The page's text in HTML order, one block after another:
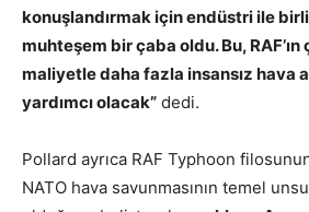
konuşlandırmak için endüstri ile
muhteşem bir çaba oldu. Bu,
maliyetle daha fazla insansız hava
yardımcı olacak” dedi.
Pollard ayrıca RAF Typhoon
NATO hava savunmasının temel